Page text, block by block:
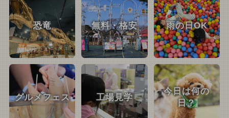
恐竜 無料・格安 雨の日OK
グルメフェス 工場見学
今日は何の
日？